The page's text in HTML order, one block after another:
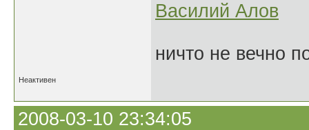
Василий Алов
ничто не вечно
Неактивен
2008-03-10 23:34:05